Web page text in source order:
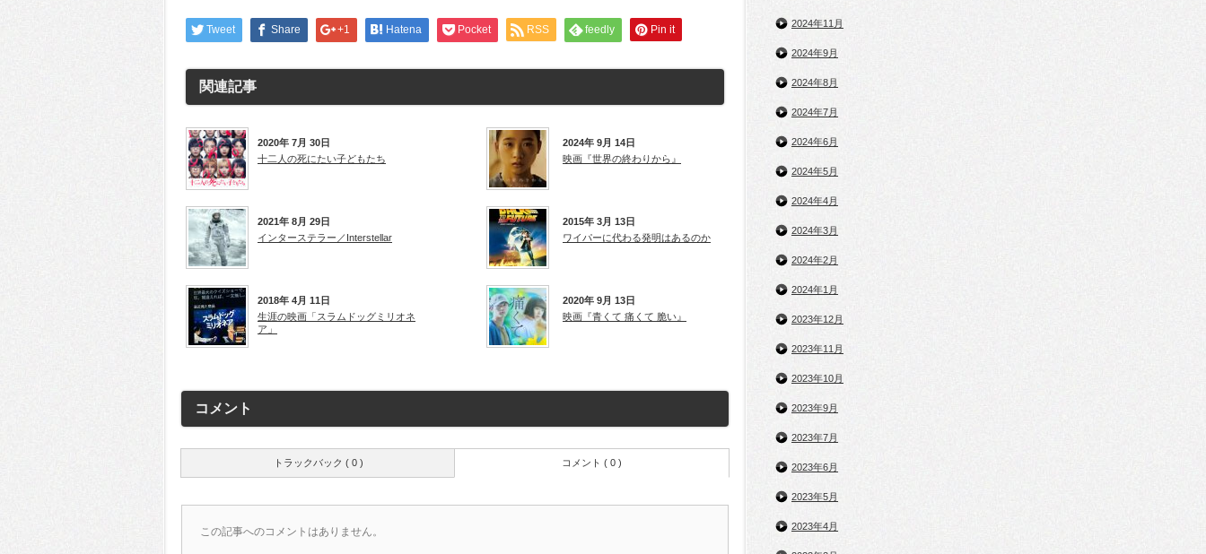
Tweet Share +1 Hatena Pocket RSS feedly Pin it
関連記事
2020年 7月 30日
十二人の死にたい子どもたち
2024年 9月 14日
映画『世界の終わりから』
2021年 8月 29日
インターステラー／Interstellar
2015年 3月 13日
ワイパーに代わる発明はあるのか
2018年 4月 11日
生涯の映画「スラムドッグミリオネ
ア」
2020年 9月 13日
映画『青くて 痛くて 脆い』
コメント
トラックバック ( 0 ) コメント ( 0 )
この記事へのコメントはありません。
2024年11月
2024年9月
2024年8月
2024年7月
2024年6月
2024年5月
2024年4月
2024年3月
2024年2月
2024年1月
2023年12月
2023年11月
2023年10月
2023年9月
2023年7月
2023年6月
2023年5月
2023年4月